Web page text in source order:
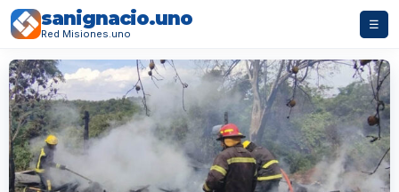
sanignacio.uno
Red Misiones.uno
☰